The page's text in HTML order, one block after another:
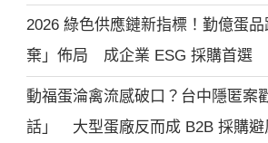
2026 綠色供應鏈新指標！勤億蛋
棄」佈局 成企業 ESG 採購首選
動福蛋淪禽流感破口？台中隱匿案
話」 大型蛋廠反而成 B2B 採購避